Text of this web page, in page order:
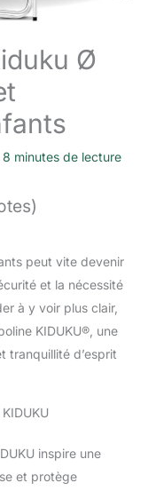
Ø
8 minutes de lecture
peut vite devenir
et la nécessité
à y voir plus clair,
KIDUKU®, une
tranquillité d’esprit
inspire une
et protège